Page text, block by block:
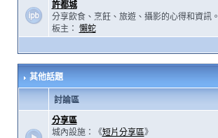
許都城
分享飲食、烹飪、旅遊、攝影的心得和資訊。
板主： 懶蛇
其他話題
討論區
分享區
城內設施：《短片分享區》